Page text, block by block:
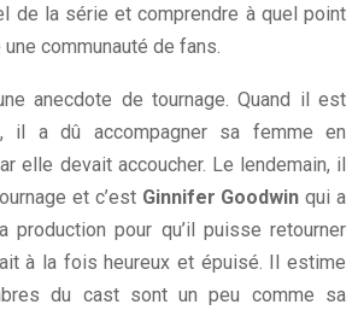
de la série et comprendre à quel point
communauté de fans.
anecdote de tournage. Quand il est
il a dû accompagner sa femme en
elle devait accoucher. Le lendemain, il
et c’est Ginnifer Goodwin qui a
production pour qu’il puisse retourner
à la fois heureux et épuisé. Il estime
du cast sont un peu comme sa